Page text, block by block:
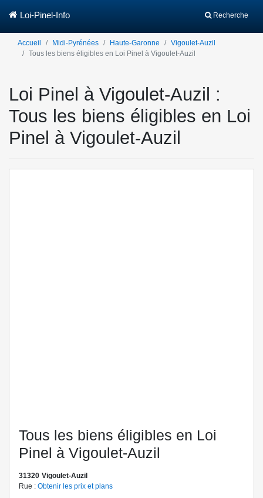
Recherche
Loi-Pinel-Info
Accueil Midi-Pyrénées Haute-Garonne
Vigoulet-Auzil
Tous les biens éligibles en Loi Pinel à Vigoulet-Auzil
Loi Pinel à Vigoulet-Auzil :
Tous les biens éligibles en Loi
Pinel à Vigoulet-Auzil
Tous les biens éligibles en Loi
Pinel à Vigoulet-Auzil
31320 Vigoulet-Auzil
Rue : Obtenir les prix et plans